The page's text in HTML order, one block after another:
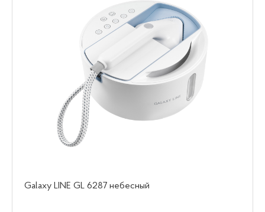
Galaxy LINE GL 6287 небесный